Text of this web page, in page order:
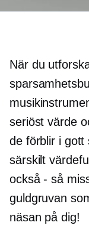
När du
seriöst värde
de förblir i gott
särskilt
också - så
guldgruvan
näsan på dig!